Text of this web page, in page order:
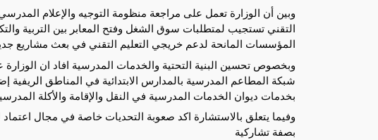
وبين أن الوزارة تعمل على مراجعة منظومة التوجيه والإعلام
التقني تستجيب لمتطلبات سوق الشغل وفتح المعابر بين التربية
المؤسسات المانحة لدعم خريجي التعليم التقني في بعث مشاريع
وبخصوص تحسين البنية التحتية والخدمات المدرسية افاد ان
شبكة المطاعم المدرسية بالمدارس الابتدائية في المناطق الريفية
بخدمات ديوان الخدمات المدرسية في النقل والإقامة والأكلة
وفيما يتعلق بالاستشارة اكد صعوبة التحديات خاصة في مجال اعتماد
بصفة تشاركية